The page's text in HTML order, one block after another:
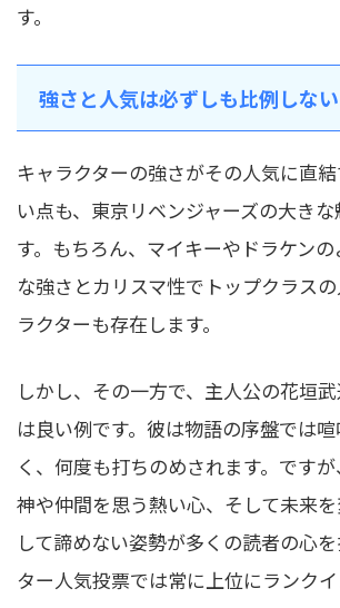
す。
強さと人気は必ずしも比例しない
キャラクターの強さがその人気に直
い点も、東京リベンジャーズの大き
す。もちろん、マイキーやドラケン
な強さとカリスマ性でトップクラス
ラクターも存在します。
しかし、その一方で、主人公の花垣武
は良い例です。彼は物語の序盤では
く、何度も打ちのめされます。です
神や仲間を思う熱い心、そして未来
して諦めない姿勢が多くの読者の心
ター人気投票では常に上位にランクイ